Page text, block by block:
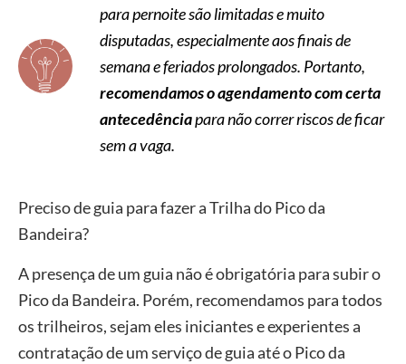
para pernoite são limitadas e muito
disputadas, especialmente aos finais de
semana e feriados prolongados. Portanto,
recomendamos o agendamento com certa
antecedênciapara não correr riscos de ficar
sem a vaga.
Preciso de guia para fazer a Trilha do Pico da
Bandeira?
A presença de um guia não é obrigatória para subir o
Pico da Bandeira. Porém, recomendamos para todos
os trilheiros, sejam eles iniciantes e experientes a
contratação de um serviço de guia até o Pico da